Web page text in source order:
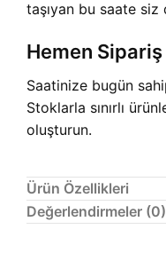
taşıyan bu saate siz
Hemen
Saatinize bugün
Stoklarla sınırlı
oluşturun.
Ürün Özellikleri
Değerlendirmeler (0)